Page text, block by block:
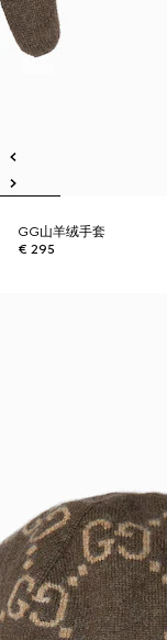
GG山羊绒手套
€ 295